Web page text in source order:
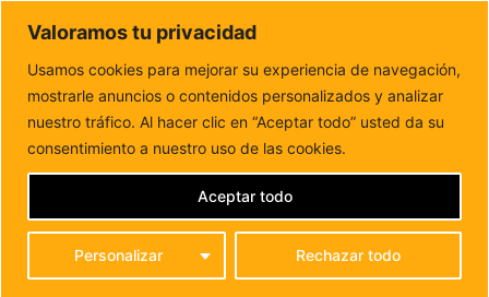
Valoramos tu privacidad
Usamos cookies para mejorar su experiencia de navegación,
mostrarle anuncios o contenidos personalizados y analizar
nuestro tráfico. Al hacer clic en “Aceptar todo” usted da su
consentimiento a nuestro uso de las cookies.
Personalizar Rechazar todo
Aceptar todo
DUNAS FM
Tu informacion de forma cercana
Inicio CANARIAS
El 012 cumple 25 años al servicio de la
ciudadanía canaria y...
EL 012 CUMPLE 25 AÑOS
AL SERVICIO DE LA
CIUDADANÍA CANARIA Y
AMPLÍA SU ATENCIÓN